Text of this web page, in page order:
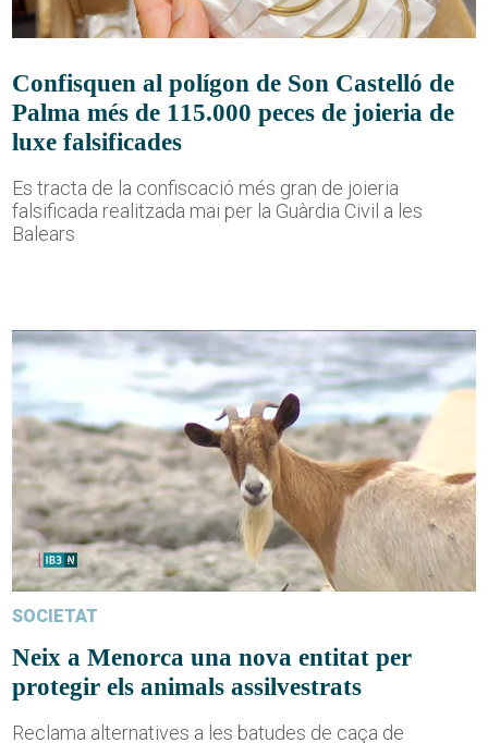
Confisquen al polígon de Son Castelló de
Palma més de 115.000 peces de joieria de
luxe falsificades
Es tracta de la confiscació més gran de joieria
falsificada realitzada mai per la Guàrdia Civil a les
Balears
SOCIETAT
Neix a Menorca una nova entitat per
protegir els animals assilvestrats
Reclama alternatives a les batudes de caça de